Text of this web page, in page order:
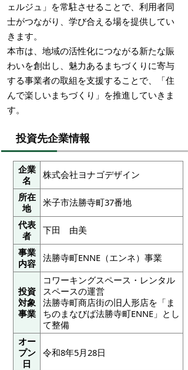
ェルジュ」を常駐させることで、利用者同
士がつながり、学び合える場を提供してい
きます。
本市は、地域の活性化につながる新たな賑
わいを創出し、魅力あるまちづくりに寄与
する事業者の取組を支援することで、「住
んで楽しいまちづくり」を推進していきま
す。
投資先企業情報
企業
名
株式会社ヨナゴデザイン
所在
地
米子市法勝寺町37番地
代表
者
下田 由美
事業
内容
法勝寺町ENNE（エンネ）事業
投資
対象
事業
コワーキングスペース・レンタル
スペースの運営
法勝寺町商店街の旧人形店を「ま
ちのまなびば法勝寺町ENNE」とし
て整備
オー
プン
日
令和8年5月28日